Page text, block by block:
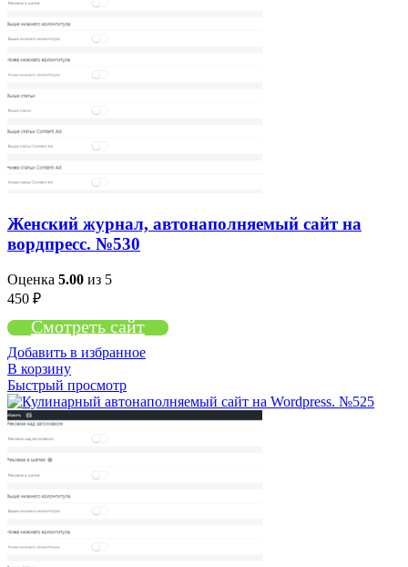
Женский журнал, автонаполняемый сайт на
вордпресс. №530
Оценка 5.00 из 5
450 ₽
Смотреть сайт
Добавить в избранное
В корзину
Быстрый просмотр